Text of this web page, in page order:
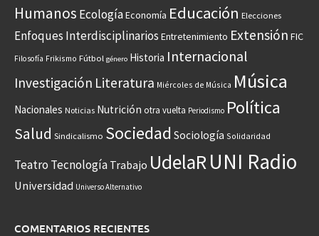
Humanos EcologíaEconomía Educación Elecciones
Enfoques Interdisciplinarios Entretenimiento Extensión FIC
Filosofía Frikismo Fútbol género Historia Internacional
Investigación Literatura Miércoles de Música Música
Nacionales Noticias Nutrición otra vuelta Periodismo Política
Salud Sindicalismo Sociedad Sociología Solidaridad
Teatro Tecnología Trabajo UdelaR UNI Radio
Universidad Universo Alternativo
COMENTARIOS RECIENTES